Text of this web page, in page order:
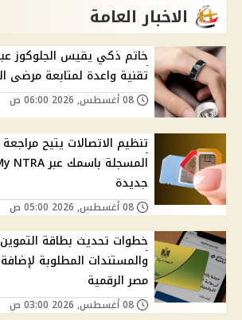
الاخبار العامة
خاتم ذكي يقيس الجلوكوز
تقنية واعدة لمتابعة مرضى
تنظيم الاتصالات يتيح
جديدة
والمستندات المطلوبة لإضافة
مصر الرقمية